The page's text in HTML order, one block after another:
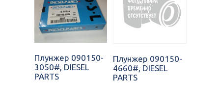
Плунжер 090150-
3050#, DIESEL
PARTS
Плунжер 090150-
4660#, DIESEL
PARTS